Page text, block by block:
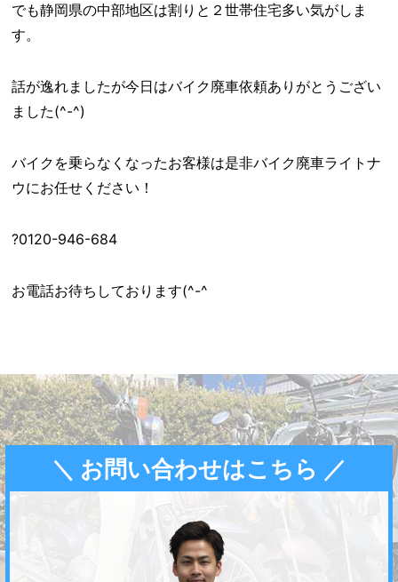
でも静岡県の中部地区は割りと２世帯住宅多い気がしま
す。
話が逸れましたが今日はバイク廃車依頼ありがとうござい
ました(^-^)
バイクを乗らなくなったお客様は是非バイク廃車ライトナ
ウにお任せください！
?0120-946-684
お電話お待ちしております(^-^ゞ
＼ お問い合わせはこちら ／